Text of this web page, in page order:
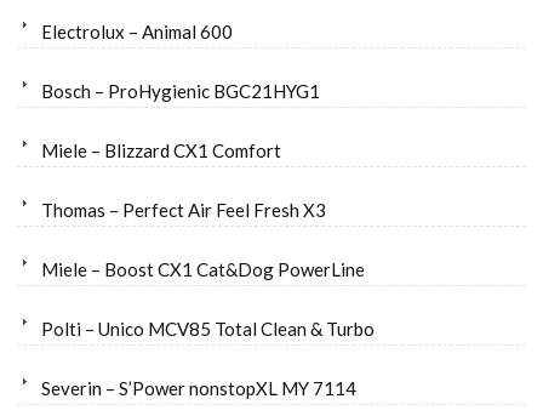
Electrolux – Animal 600
Bosch – ProHygienic BGC21HYG1
Miele – Blizzard CX1 Comfort
Thomas – Perfect Air Feel Fresh X3
Miele – Boost CX1 Cat&Dog PowerLine
Polti – Unico MCV85 Total Clean & Turbo
Severin – S’Power nonstopXL MY 7114